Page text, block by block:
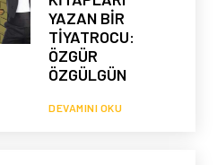
YAZAN BİR
TİYATROCU:
ÖZGÜR
ÖZGÜLGÜN
DEVAMINI OKU